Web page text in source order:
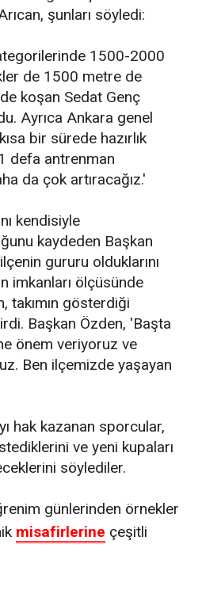
şunları söyledi:
1500-2000
de 1500 metre de
koşan Sedat Genç
Ayrıca Ankara genel
bir sürede hazırlık
defa antrenman
da çok artıracağız.'
kendisiyle
kaydeden Başkan
gururu olduklarını
imkanları ölçüsünde
takımın gösterdiği
Başkan Özden, 'Başta
önem veriyoruz ve
Ben ilçemizde yaşayan
hak kazanan sporcular,
ve yeni kupaları
söylediler.
günlerinden örnekler
misafirlerine çeşitli